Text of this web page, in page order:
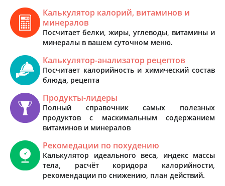
Калькулятор калорий, витаминов и
минералов
Посчитает белки, жиры, углеводы, витамины и
минералы в вашем суточном меню.
Калькулятор-анализатор рецептов
Посчитает калорийность и химический состав
блюда, рецепта
Продукты-лидеры
Полный справочник самых полезных
продуктов с маскимальным содержанием
витаминов и минералов
Рекомедации по похудению
Калькулятор идеального веса, индекс массы
тела, расчёт коридора калорийности,
рекомендации по снижению, план действий.